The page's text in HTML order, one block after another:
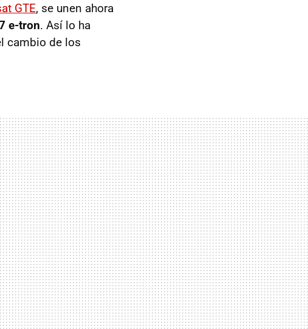
GTE, se unen ahora
e-tron. Así lo ha
cambio de los